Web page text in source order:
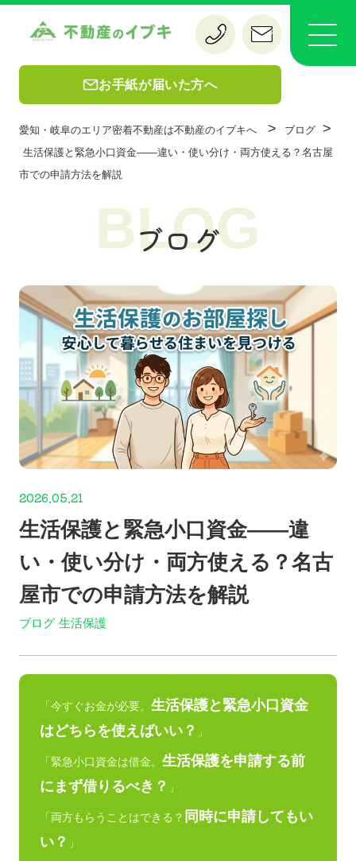
お手紙が届いた方へ
愛知・岐阜のエリア密着不動産は不動産のイブキへ > ブログ >
生活保護と緊急小口資金——違い・使い分け・両方使える？名古屋
市での申請方法を解説
ブログ
BLOG
2026.05.21
生活保護と緊急小口資金——違
い・使い分け・両方使える？名古
屋市での申請方法を解説
ブログ 生活保護
「今すぐお金が必要。生活保護と緊急小口資金
はどちらを使えばいい？ 」
「緊急小口資金は借金。生活保護を申請する前
にまず借りるべき？ 」
「両方もらうことはできる？ 同時に申請してもい
い？ 」